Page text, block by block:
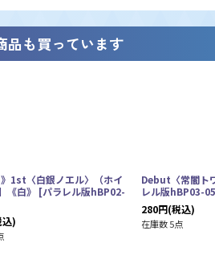
品も買っています
》1st〈白銀ノエル〉（ホイ
《白》 [パラレル版hBP02-
込)
Debut〈常闇ト
レル版hBP03-
280円(税込)
在庫数 5点